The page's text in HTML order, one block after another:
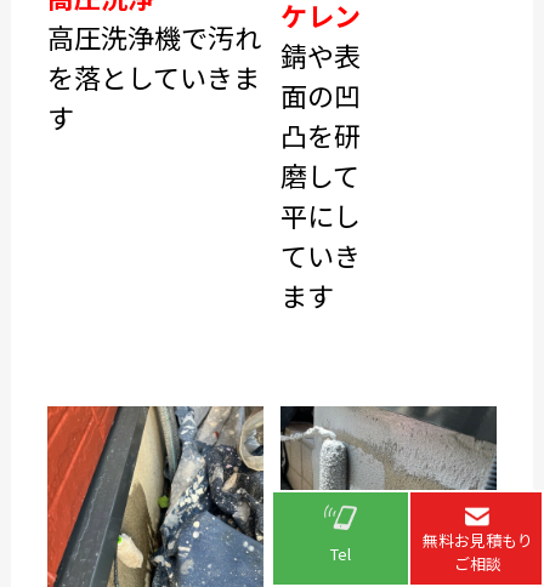
無料お見積もり
ご相談
Tel
高圧洗浄機で汚れ
を落としていきま
す
ケレン
錆や表
面の凹
凸を研
磨して
平にし
ていき
ます